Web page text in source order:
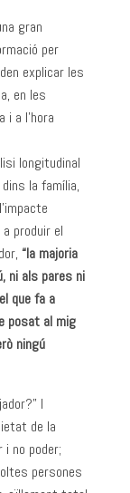
gran
per
explicar les
en les
i a l’hora
longitudinal
la família,
produir el
“la majoria
ni als pares ni
que fa a
posat al mig
ningú
I
de la
i no poder;
persones